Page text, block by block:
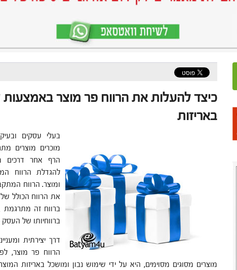
כיצד להעלות את הרווח פר מוצר
באריזות
בעלי עסקים
מוכרים מוצרים
הרף אחר דרכים
להגדלת הרווח
ומוצר. הרווח
את הרווח הכולל
ברווח זה מתרגמת
ברווחיותו של העסק
דרך יצירתית
הרווח פר מוצר,
מוצרים מסוגים מסוימים, היא על ידי שימוש נבון ומושכל באריזות